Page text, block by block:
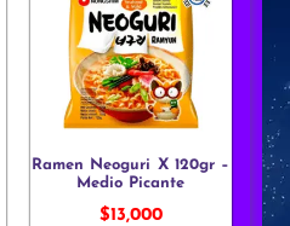
Ramen Neoguri X 120gr –
Medio Picante
$13,000